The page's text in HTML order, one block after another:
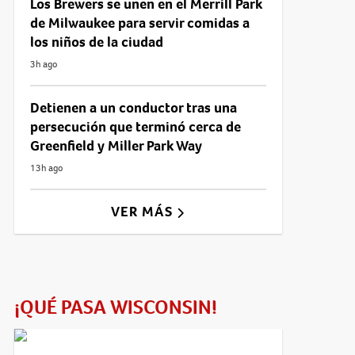
de Milwaukee para servir comidas a
los niños de la ciudad
3h ago
Detienen a un conductor tras una
persecución que terminó cerca de
Greenfield y Miller Park Way
13h ago
VER MÁS
¡QUÉ PASA WISCONSIN!